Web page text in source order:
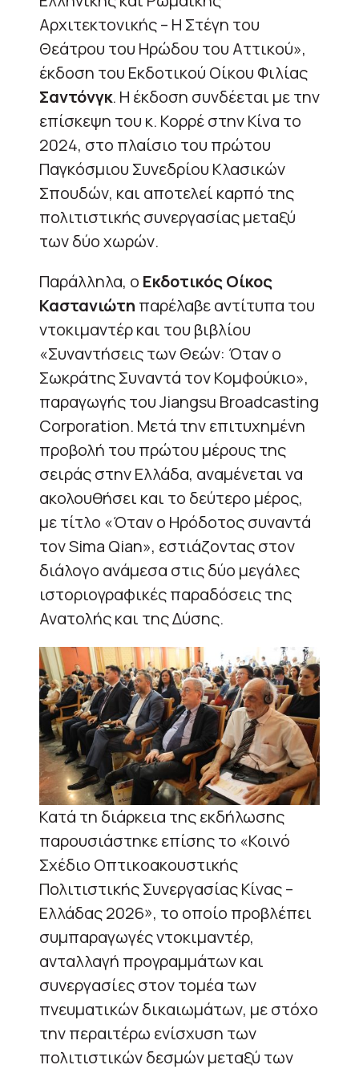
Αρχιτεκτονικής – Η Στέγη του
Θεάτρου του Ηρώδου του Αττικού»,
έκδοση του Εκδοτικού Οίκου Φιλίας
Σαντόνγκ. Η έκδοση συνδέεται με την
επίσκεψη του κ. Κορρέ στην Κίνα το
2024, στο πλαίσιο του πρώτου
Παγκόσμιου Συνεδρίου Κλασικών
Σπουδών, και αποτελεί καρπό της
πολιτιστικής συνεργασίας μεταξύ
των δύο χωρών.
Παράλληλα, ο Εκδοτικός Οίκος
Καστανιώτη παρέλαβε αντίτυπα του
ντοκιμαντέρ και του βιβλίου
«Συναντήσεις των Θεών: Όταν ο
Σωκράτης Συναντά τον Κομφούκιο»,
παραγωγής του Jiangsu Broadcasting
Corporation. Μετά την επιτυχημένη
προβολή του πρώτου μέρους της
σειράς στην Ελλάδα, αναμένεται να
ακολουθήσει και το δεύτερο μέρος,
με τίτλο «Όταν ο Ηρόδοτος συναντά
τον Sima Qian», εστιάζοντας στον
διάλογο ανάμεσα στις δύο μεγάλες
ιστοριογραφικές παραδόσεις της
Ανατολής και της Δύσης.
Κατά τη διάρκεια της εκδήλωσης
παρουσιάστηκε επίσης το «Κοινό
Σχέδιο Οπτικοακουστικής
Πολιτιστικής Συνεργασίας Κίνας –
Ελλάδας 2026», το οποίο προβλέπει
συμπαραγωγές ντοκιμαντέρ,
ανταλλαγή προγραμμάτων και
συνεργασίες στον τομέα των
πνευματικών δικαιωμάτων, με στόχο
την περαιτέρω ενίσχυση των
πολιτιστικών δεσμών μεταξύ των